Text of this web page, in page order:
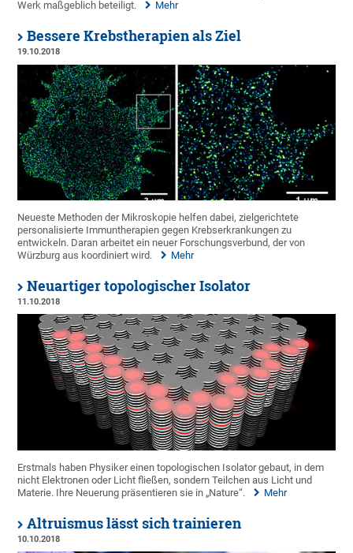
Werk maßgeblich beteiligt.
Mehr
Bessere Krebstherapien als Ziel
19.10.2018
Neueste Methoden der Mikroskopie helfen dabei, zielgerichtete
personalisierte Immuntherapien gegen Krebserkrankungen zu
entwickeln. Daran arbeitet ein neuer Forschungsverbund, der von
Würzburg aus koordiniert wird.
Mehr
Neuartiger topologischer Isolator
11.10.2018
Erstmals haben Physiker einen topologischen Isolator gebaut, in dem
nicht Elektronen oder Licht fließen, sondern Teilchen aus Licht und
Materie. Ihre Neuerung präsentieren sie in „Nature“.
Mehr
Altruismus lässt sich trainieren
10.10.2018